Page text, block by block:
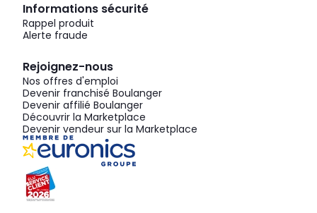
Informations sécurité
Rappel produit
Alerte fraude
Rejoignez-nous
Nos offres d'emploi
Devenir franchisé Boulanger
Devenir affilié Boulanger
Découvrir la Marketplace
Devenir vendeur sur la Marketplace